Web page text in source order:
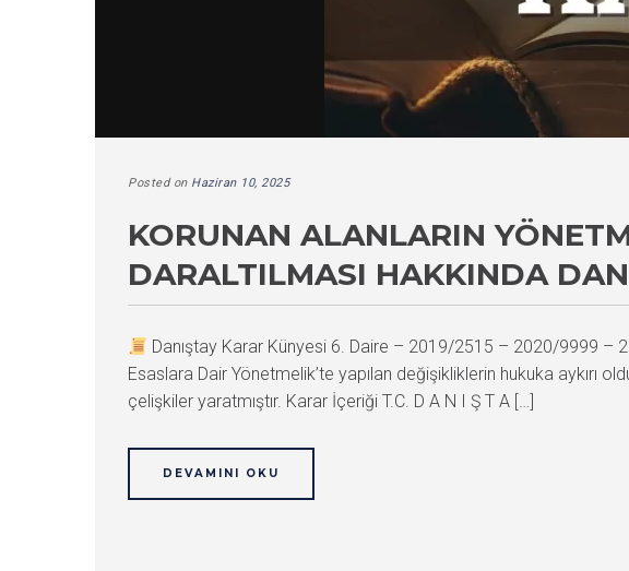
Posted on Haziran 10, 2025
KORUNAN ALANLARIN
DARALTILMASI HAKKINDA
Danıştay Karar Künyesi 6. Daire – 2019/2515 – 2020/9999 –
Esaslara Dair Yönetmelik’te yapılan değişikliklerin hukuka aykırı
çelişkiler yaratmıştır. Karar İçeriği T.C. D A N I Ş T A […]
DEVAMINI OKU